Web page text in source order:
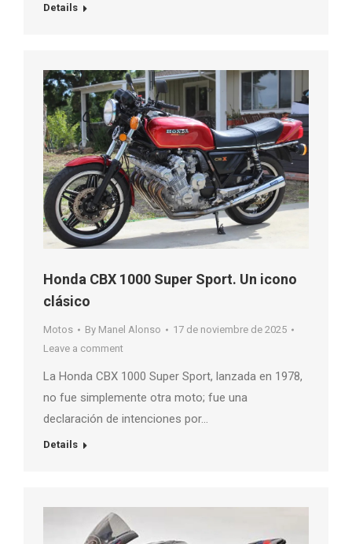
Details
Honda CBX 1000 Super Sport. Un icono
clásico
Motos By Manel Alonso
17 de noviembre de 2025
Leave a comment
La Honda CBX 1000 Super Sport, lanzada en 1978,
no fue simplemente otra moto; fue una
declaración de intenciones por…
Details